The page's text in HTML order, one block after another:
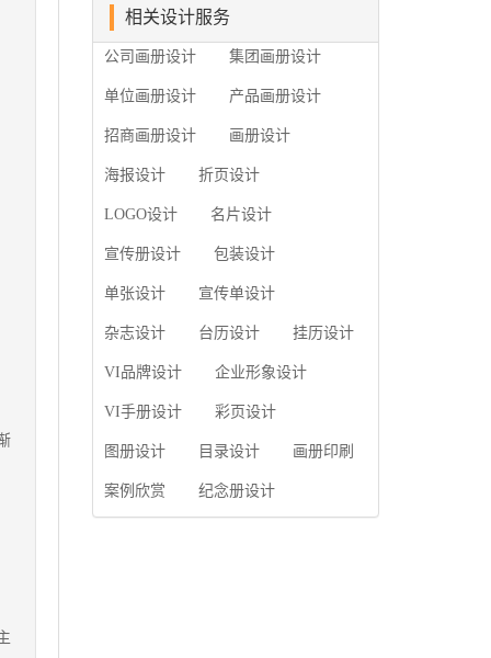
的、适用范畴并深刻...
设计系品牌策划与推
面设计、产品包装设
站建设与推广的专业...
册设计公司 首先是
员工的能力是否过硬。
这包括调研人员观察捕
捉信息、与企业顺利沟
能力;摄影人员拍摄出真
片的能力;设计人员高水
作软件，深谙画册设...
产品画册设计有哪些小
古柏品牌设计怎么说!高
高档产品画册设计要注
关注 现在企业都在
使用产品画册来进行市
设计就应该更多的重视
一个成功的高档产品画
司的企业精神、核心理
相关设计服务
公司画册设计 集团画册设计
单位画册设计 产品画册设计
招商画册设计 画册设计
海报设计 折页设计
LOGO设计 名片设计
宣传册设计 包装设计
单张设计 宣传单设计
杂志设计 台历设计 挂历设计
VI品牌设计 企业形象设计
VI手册设计 彩页设计
图册设计 目录设计 画册印刷
案例欣赏 纪念册设计